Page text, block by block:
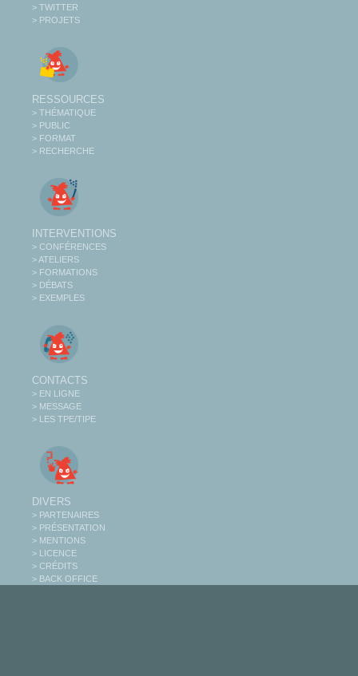
> TWITTER
> PROJETS
RESSOURCES
> THÉMATIQUE
> PUBLIC
> FORMAT
> RECHERCHE
INTERVENTIONS
> CONFÉRENCES
> ATELIERS
> FORMATIONS
> DÉBATS
> EXEMPLES
CONTACTS
> EN LIGNE
> MESSAGE
> LES TPE/TIPE
DIVERS
> PARTENAIRES
> PRÉSENTATION
> MENTIONS
> LICENCE
> CRÉDITS
> BACK OFFICE